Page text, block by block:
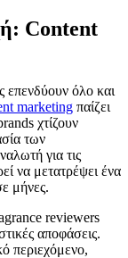
Content
επενδύουν όλο και
marketing παίζει
χτίζουν
των
για τις
να μετατρέψει ένα
μήνες.
reviewers
αποφάσεις.
περιεχόμενο,